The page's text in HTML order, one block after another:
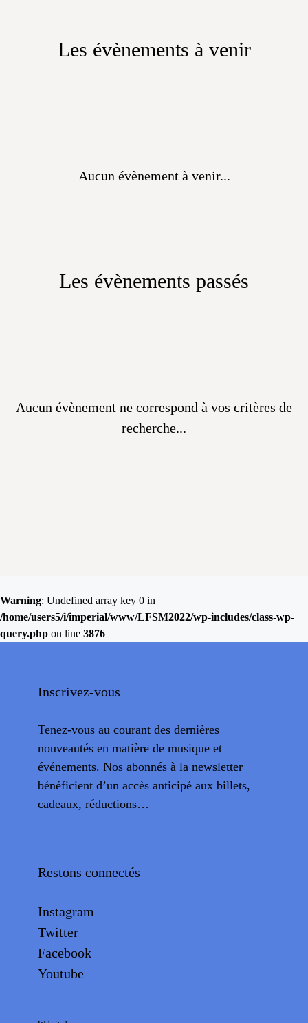
Les évènements à venir
Aucun évènement à venir...
Les évènements passés
Aucun évènement ne correspond à vos critères de
recherche...
Warning: Undefined array key 0 in
/home/users5/i/imperial/www/LFSM2022/wp-includes/class-wp-
query.php on line 3876
Inscrivez-vous
Tenez-vous au courant des dernières
nouveautés en matière de musique et
événements. Nos abonnés à la newsletter
bénéficient d’un accès anticipé aux billets,
cadeaux, réductions…
Restons connectés
Instagram
Twitter
Facebook
Youtube